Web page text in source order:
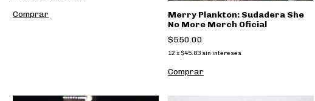
Comprar
Merry Plankton: Sudadera She
No More Merch Oficial
$550.00
12 x $45.83 sin intereses
Comprar